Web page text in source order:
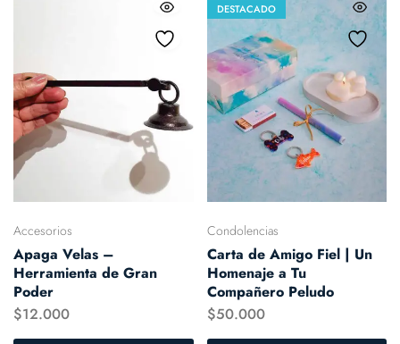
Accesorios
Apaga Velas –
Herramienta de Gran
Poder
$12.000
DESTACADO
Condolencias
Carta de Amigo Fiel | Un
Homenaje a Tu
Compañero Peludo
$50.000